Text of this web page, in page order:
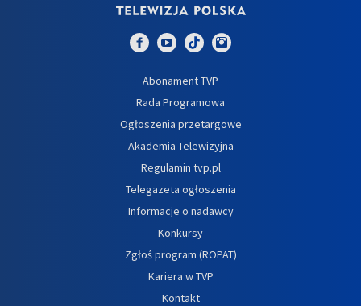
Abonament TVP
Rada Programowa
Ogłoszenia przetargowe
Akademia Telewizyjna
Regulamin tvp.pl
Telegazeta ogłoszenia
Informacje o nadawcy
Konkursy
Zgłoś program (ROPAT)
Kariera w TVP
Kontakt